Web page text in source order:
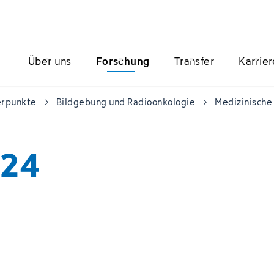
Über uns Forschung Transfer
Bildgebung und Radioonkologie